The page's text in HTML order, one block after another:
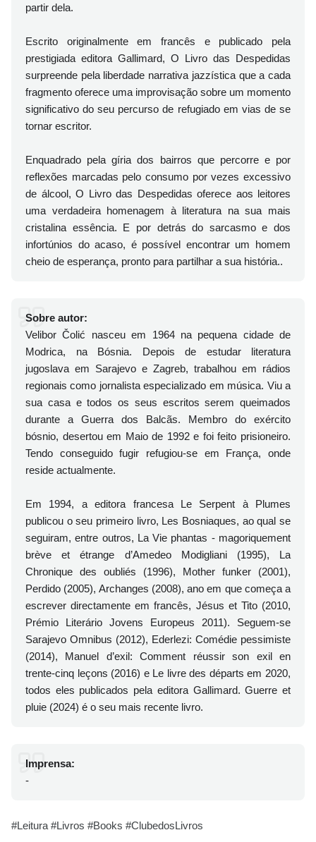
partir dela.
Escrito originalmente em francês e publicado pela
prestigiada editora Gallimard, O Livro das Despedidas
surpreende pela liberdade narrativa jazzística que a cada
fragmento oferece uma improvisação sobre um momento
significativo do seu percurso de refugiado em vias de se
tornar escritor.
Enquadrado pela gíria dos bairros que percorre e por
reflexões marcadas pelo consumo por vezes excessivo
de álcool, O Livro das Despedidas oferece aos leitores
uma verdadeira homenagem à literatura na sua mais
cristalina essência. E por detrás do sarcasmo e dos
infortúnios do acaso, é possível encontrar um homem
cheio de esperança, pronto para partilhar a sua história..
Sobre autor:
Velibor Čolić nasceu em 1964 na pequena cidade de
Modrica, na Bósnia. Depois de estudar literatura
jugoslava em Sarajevo e Zagreb, trabalhou em rádios
regionais como jornalista especializado em música. Viu a
sua casa e todos os seus escritos serem queimados
durante a Guerra dos Balcãs. Membro do exército
bósnio, desertou em Maio de 1992 e foi feito prisioneiro.
Tendo conseguido fugir refugiou-se em França, onde
reside actualmente.
Em 1994, a editora francesa Le Serpent à Plumes
publicou o seu primeiro livro, Les Bosniaques, ao qual se
seguiram, entre outros, La Vie phantas - magoriquement
brève et étrange d’Amedeo Modigliani (1995), La
Chronique des oubliés (1996), Mother funker (2001),
Perdido (2005), Archanges (2008), ano em que começa a
escrever directamente em francês, Jésus et Tito (2010,
Prémio Literário Jovens Europeus 2011). Seguem-se
Sarajevo Omnibus (2012), Ederlezi: Comédie pessimiste
(2014), Manuel d’exil: Comment réussir son exil en
trente-cinq leçons (2016) e Le livre des départs em 2020,
todos eles publicados pela editora Gallimard. Guerre et
pluie (2024) é o seu mais recente livro.
Imprensa:
-
#Leitura #Livros #Books #ClubedosLivros